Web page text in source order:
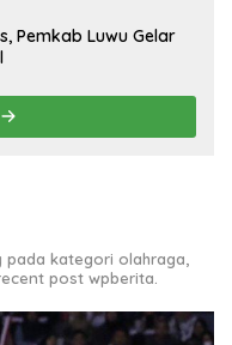
Pemkab Luwu Gelar
kategori olahraga,
post wpberita.